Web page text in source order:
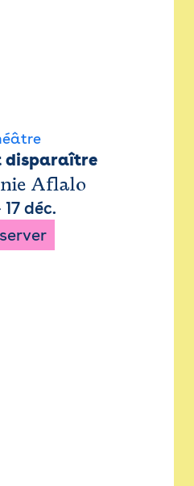
disparaître
Aflalo
17 déc.